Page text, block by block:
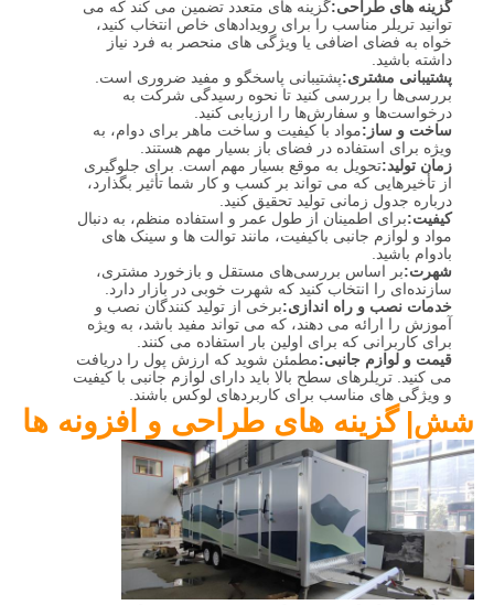
گزینه های طراحی:گزینه های متعدد تضمین می کند که می
توانید تریلر مناسب را برای رویدادهای خاص انتخاب کنید،
خواه به فضای اضافی یا ویژگی های منحصر به فرد نیاز
داشته باشید.
پشتیبانی مشتری:پشتیبانی پاسخگو و مفید ضروری است.
بررسی‌ها را بررسی کنید تا نحوه رسیدگی شرکت به
درخواست‌ها و سفارش‌ها را ارزیابی کنید.
ساخت و ساز:مواد با کیفیت و ساخت ماهر برای دوام، به
ویژه برای استفاده در فضای باز بسیار مهم هستند.
زمان تولید:تحویل به موقع بسیار مهم است. برای جلوگیری
از تأخیرهایی که می تواند بر کسب و کار شما تأثیر بگذارد،
درباره جدول زمانی تولید تحقیق کنید.
کیفیت:برای اطمینان از طول عمر و استفاده منظم، به دنبال
مواد و لوازم جانبی باکیفیت، مانند توالت ها و سینک های
بادوام باشید.
شهرت:بر اساس بررسی‌های مستقل و بازخورد مشتری،
سازنده‌ای را انتخاب کنید که شهرت خوبی در بازار دارد.
خدمات نصب و راه اندازی:برخی از تولید کنندگان نصب و
آموزش را ارائه می دهند، که می تواند مفید باشد، به ویژه
برای کاربرانی که برای اولین بار استفاده می کنند.
قیمت و لوازم جانبی:مطمئن شوید که ارزش پول را دریافت
می کنید. تریلرهای سطح بالا باید دارای لوازم جانبی با کیفیت
و ویژگی های مناسب برای کاربردهای لوکس باشند.
شش| گزینه های طراحی و افزونه ها